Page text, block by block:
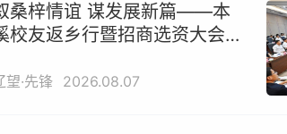
桑梓情谊 谋发展新篇——本
校友返乡行暨招商选资大会凝
望·先锋 2026.08.07